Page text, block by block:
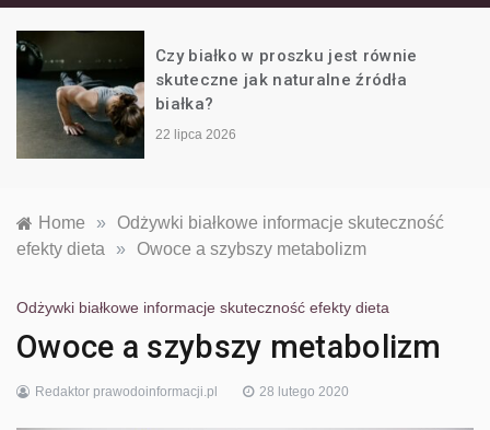
białku i
odżywkach na
Czy białko w proszku jest równie
skuteczne jak naturalne źródła
białka?
22 lipca 2026
Home »
Odżywki białkowe informacje skuteczność
efekty dieta
» Owoce a szybszy metabolizm
Odżywki białkowe informacje skuteczność efekty dieta
Owoce a szybszy metabolizm
Redaktor prawodoinformacji.pl 28 lutego 2020